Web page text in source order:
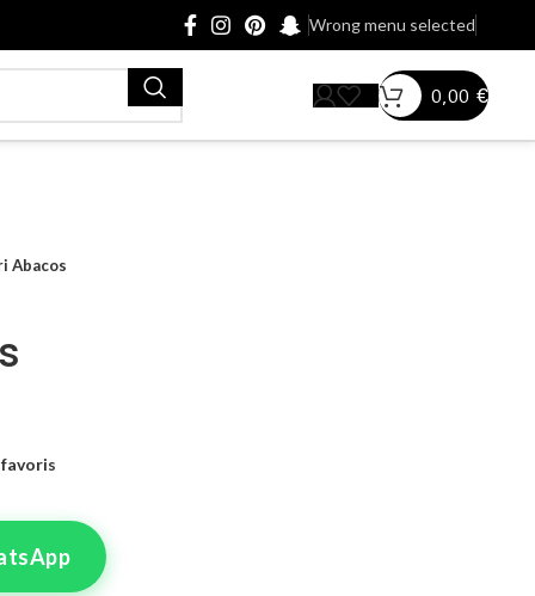
Wrong menu selected
0,00€
Abacos